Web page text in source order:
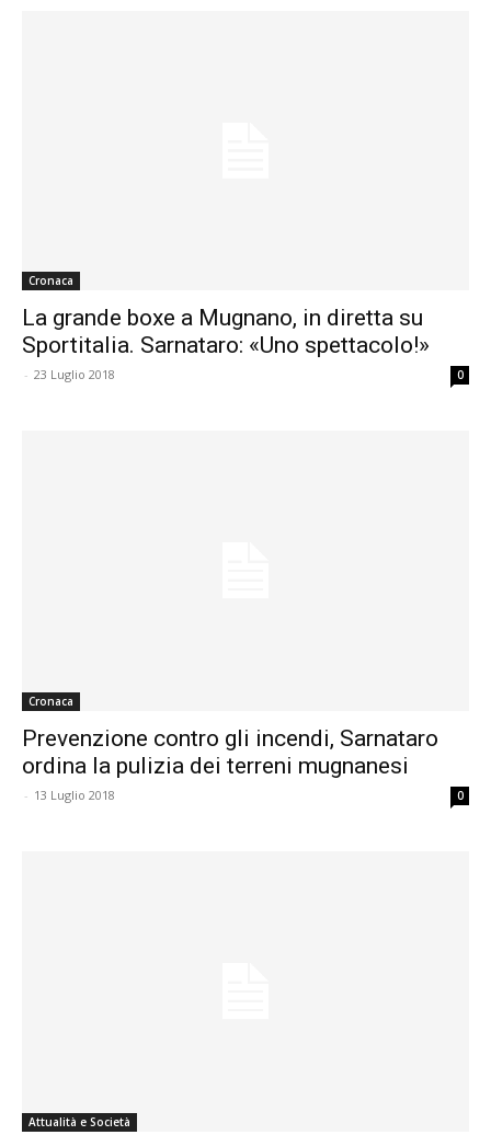
Cronaca
La grande boxe a Mugnano, in diretta su
Sportitalia. Sarnataro: «Uno spettacolo!»
- 23 Luglio 2018 0
Cronaca
Prevenzione contro gli incendi, Sarnataro
ordina la pulizia dei terreni mugnanesi
- 13 Luglio 2018 0
Attualità e Società